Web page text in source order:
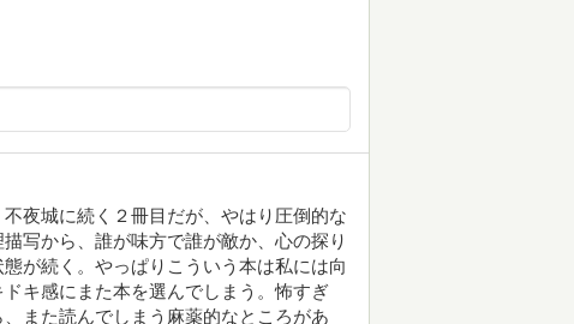
夜城に続く２冊目だが、やはり圧倒的な
写から、誰が味方で誰が敵か、心の探り
が続く。やっぱりこういう本は私には向
キ感にまた本を選んでしまう。怖すぎ
また読んでしまう麻薬的なところがあ